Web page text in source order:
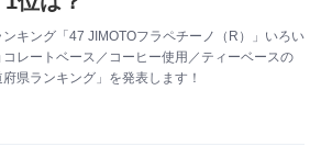
キング「47 JIMOTOフラペチーノ（R）」いろい
レートベース／コーヒー使用／ティーベースの
県ランキング」を発表します！